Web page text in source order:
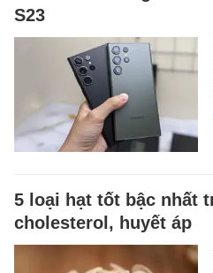
S23
5 loại hạt tốt bậc nhất
cholesterol, huyết áp